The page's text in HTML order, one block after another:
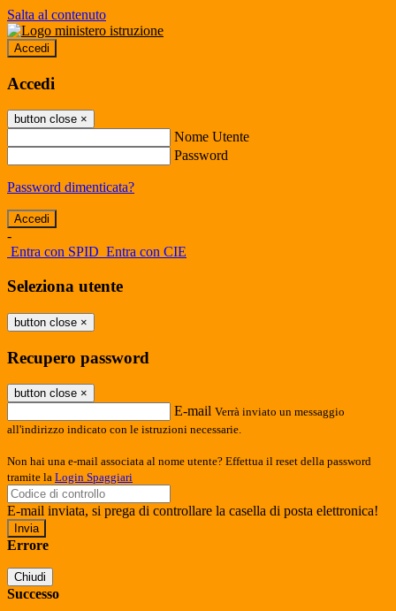
Salta al contenuto
Accedi
Accedi
button close ×
Nome Utente
Password
Password dimenticata?
-
Entra con SPID Entra con CIE
Seleziona utente
button close ×
Recupero password
button close ×
E-mail Verrà inviato un messaggio
all'indirizzo indicato con le istruzioni necessarie.
Non hai una e-mail associata al nome utente? Effettua il reset della password
tramite la Login Spaggiari
E-mail inviata, si prega di controllare la casella di posta elettronica!
Errore
Chiudi
Successo